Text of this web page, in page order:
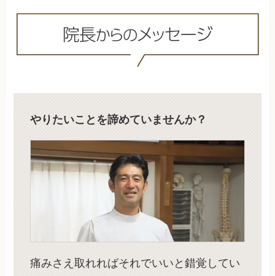
っております。そのため全ての施術が保険適応外
の自費診療となります。
やりたいことを諦めていませんか？
痛みさえ取れればそれでいいと錯覚してい